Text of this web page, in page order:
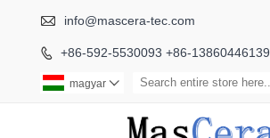
 info@mascera-tec.com
 +86-592-5530093 +86-13860446139
magyar 